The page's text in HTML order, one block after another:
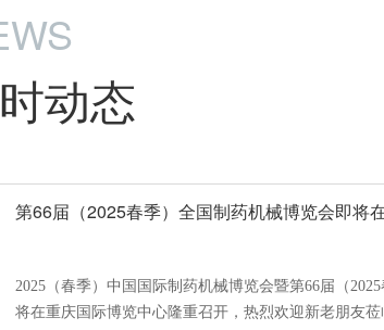
动态
2025（春季）中国国际制药机械博览会暨第66届（
将在重庆国际博览中心隆重召开，热烈欢迎新老朋友莅